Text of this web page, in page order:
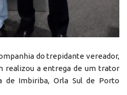
do trepidante vereador,
realizou a entrega de um trator
de Imbiriba, Orla Sul de Porto